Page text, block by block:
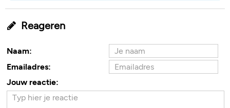
Reageren
Naam:
Emailadres:
Jouw reactie: